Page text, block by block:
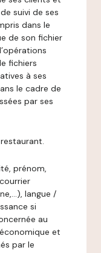
suivi de ses
dans le
de son fichier
fichiers
à ses
le cadre de
par ses
restaurant.
prénom,
langue /
si
au
et
par le